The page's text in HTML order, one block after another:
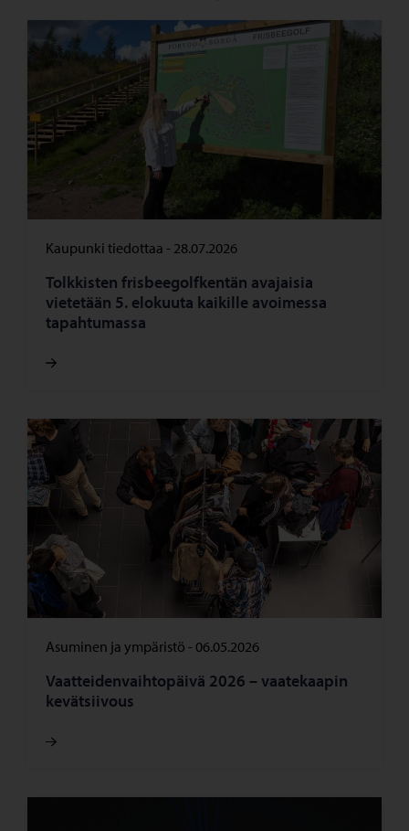
Kaupunki tiedottaa - 28.07.2026
Tolkkisten frisbeegolfkentän avajaisia
vietetään 5. elokuuta kaikille avoimessa
tapahtumassa
Asuminen ja ympäristö - 06.05.2026
Vaatteidenvaihtopäivä 2026 – vaatekaapin
kevätsiivous